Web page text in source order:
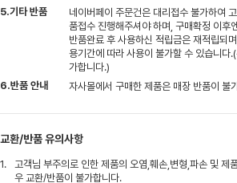
5.기타 반품
네이버페이 주문건은 대리접수 불가하여
품접수 진행해주셔야 하며, 구매확정 이후
반품완료 후 사용하신 적립금은 재적립되
용기간에 따라 사용이 불가할 수 있습니다
가합니다.)
6.반품 안내
자사몰에서 구매한 제품은 매장 반품이 불
교환/반품 유의사항
1.
고객님 부주의로 인한 제품의 오염,훼손,변형,파손 및 제
우 교환/반품이 불가합니다.